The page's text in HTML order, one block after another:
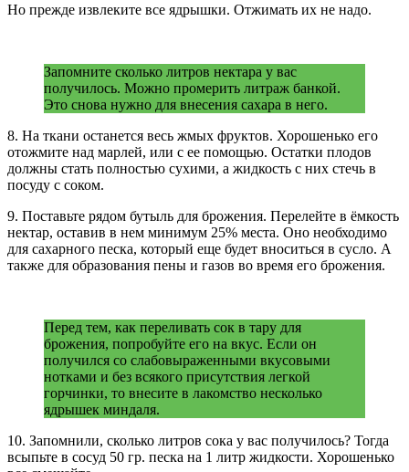
Но прежде извлеките все ядрышки. Отжимать их не надо.
Запомните сколько литров нектара у вас
получилось. Можно промерить литраж банкой.
Это снова нужно для внесения сахара в него.
8. На ткани останется весь жмых фруктов. Хорошенько его
отожмите над марлей, или с ее помощью. Остатки плодов
должны стать полностью сухими, а жидкость с них стечь в
посуду с соком.
9. Поставьте рядом бутыль для брожения. Перелейте в ёмкость
нектар, оставив в нем минимум 25% места. Оно необходимо
для сахарного песка, который еще будет вноситься в сусло. А
также для образования пены и газов во время его брожения.
Перед тем, как переливать сок в тару для
брожения, попробуйте его на вкус. Если он
получился со слабовыраженными вкусовыми
нотками и без всякого присутствия легкой
горчинки, то внесите в лакомство несколько
ядрышек миндаля.
10. Запомнили, сколько литров сока у вас получилось? Тогда
всыпьте в сосуд 50 гр. песка на 1 литр жидкости. Хорошенько